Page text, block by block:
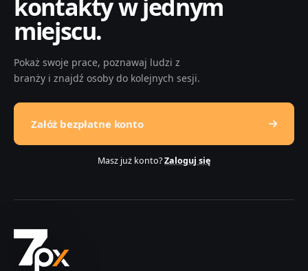
kontakty w jednym
miejscu.
Pokaż swoje prace, poznawaj ludzi z
branży i znajdź osoby do kolejnych sesji.
Załóż bezpłatne konto
Masz już konto?Zaloguj się